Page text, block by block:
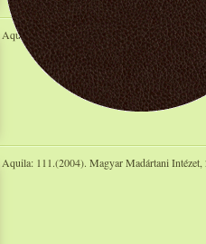
Aquila: 109/110.(2002/2003). Magyar
Aquila: 111.(2004). Magyar Madártani Intézet,